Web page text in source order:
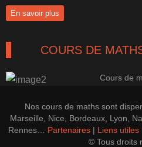
En savoir plus
COURS DE
En savoir plus
Cours de
efficace.
Nos cours de maths sont
Marseille, Nice, Bordeaux, Lyon,
Rennes… Partenaires | Liens utiles
© Tous droits